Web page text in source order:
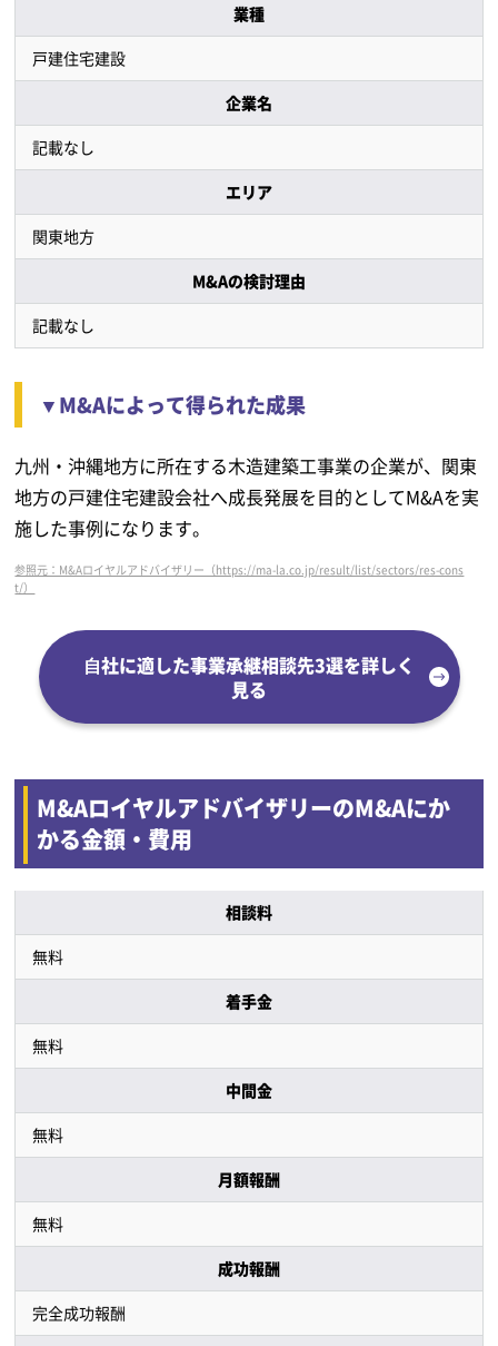
業種
戸建住宅建設
企業名
記載なし
エリア
関東地方
M&Aの検討理由
記載なし
▼M&Aによって得られた成果
九州・沖縄地方に所在する木造建築工事業の企業が、関東
地方の戸建住宅建設会社へ成長発展を目的としてM&Aを実
施した事例になります。
参照元：M&Aロイヤルアドバイザリー（https://ma-la.co.jp/result/list/sectors/res-cons
t/）
⾃社に適した事業承継相談先3選を詳しく
見る
M&AロイヤルアドバイザリーのM&Aにか
かる金額・費用
相談料
無料
着手金
無料
中間金
無料
月額報酬
無料
成功報酬
完全成功報酬